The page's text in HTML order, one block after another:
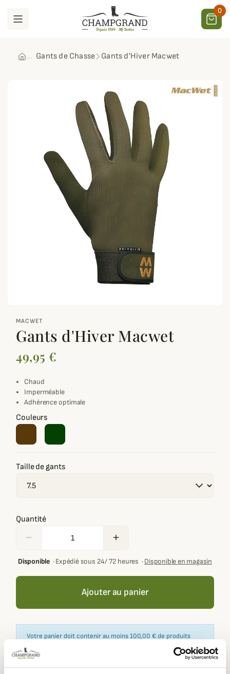
0
Gants de Chasse Gants d'Hiver Macwet
MACWET
Gants d'Hiver Macwet
49,95 €
Chaud
Imperméable
Adhérence optimale
Couleurs
Taille de gants
Quantité
remove add
Disponible·Expédié sous 24/ 72 heures ·Disponible en magasin
Ajouter au panier
Votre panier doit contenir au moins 100,00 € de produits